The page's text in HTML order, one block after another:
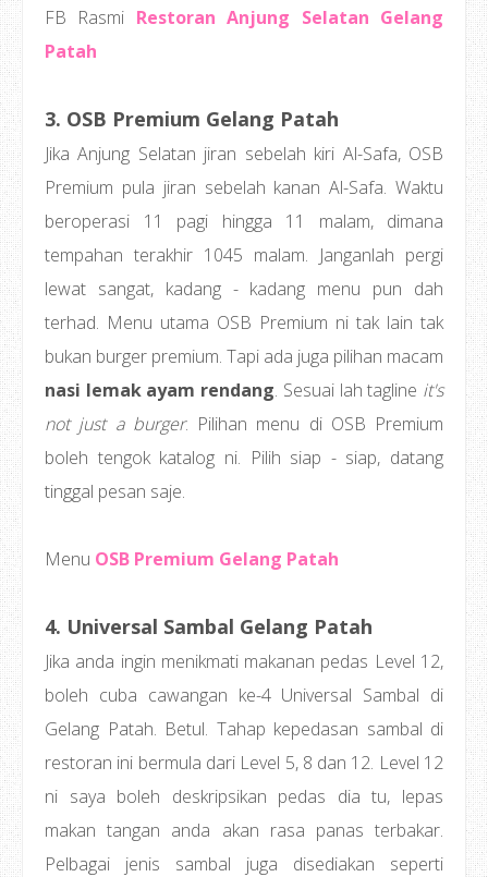
FB Rasmi Restoran Anjung Selatan Gelang
Patah
3. OSB Premium Gelang Patah
Jika Anjung Selatan jiran sebelah kiri Al-Safa, OSB
Premium pula jiran sebelah kanan Al-Safa. Waktu
beroperasi 11 pagi hingga 11 malam, dimana
tempahan terakhir 1045 malam. Janganlah pergi
lewat sangat, kadang - kadang menu pun dah
terhad. Menu utama OSB Premium ni tak lain tak
bukan burger premium. Tapi ada juga pilihan macam
nasi lemak ayam rendang. Sesuai lah tagline it's
not just a burger. Pilihan menu di OSB Premium
boleh tengok katalog ni. Pilih siap - siap, datang
tinggal pesan saje.
Menu OSB Premium Gelang Patah
4. Universal Sambal Gelang Patah
Jika anda ingin menikmati makanan pedas Level 12,
boleh cuba cawangan ke-4 Universal Sambal di
Gelang Patah. Betul. Tahap kepedasan sambal di
restoran ini bermula dari Level 5, 8 dan 12. Level 12
ni saya boleh deskripsikan pedas dia tu, lepas
makan tangan anda akan rasa panas terbakar.
Pelbagai jenis sambal juga disediakan seperti